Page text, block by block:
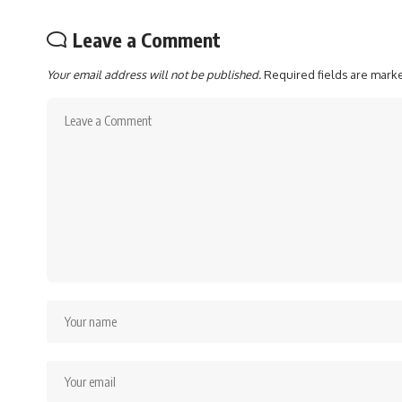
Leave a Comment
Your email address will not be published.Required fields are